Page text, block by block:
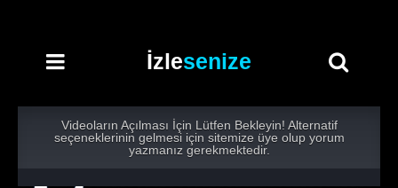
İzlesenize
Videoların Açılması İçin Lütfen Bekleyin! Alternatif
seçeneklerinin gelmesi için sitemize üye olup yorum
yazmanız gerekmektedir.